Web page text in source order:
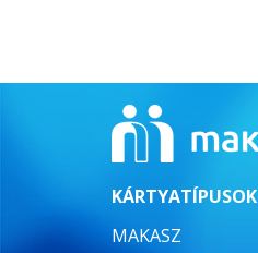
KÁRTYATÍPUSOK
MAKASZ